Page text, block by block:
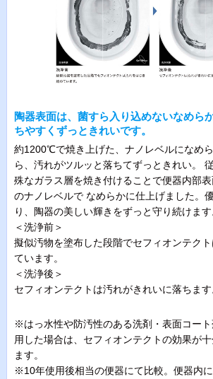
陶器表面は、菌すら入り込めないなめら
ちやすくずっときれいです。
約1200℃で焼き上げた、ナノレベルになめ
ら、汚れがツルッと落ちてずっときれい。
殊なガラス層を焼き付けることで便器内部
のナノレベルで なめらかに仕上げました。
り、陶器の美しい輝きをずっと守り続けます
＜洗浄前＞
擬似汚物を塗布した段階でセフィオンテク
ています。
＜洗浄後＞
セフィオンテクトは汚れがきれいに落ちます
※はっ水性や防汚性のある洗剤・表面コー
用した場合は、セフィオンテクトの効果が
ます。
※10年使用後相当の便器にて比較。便器内